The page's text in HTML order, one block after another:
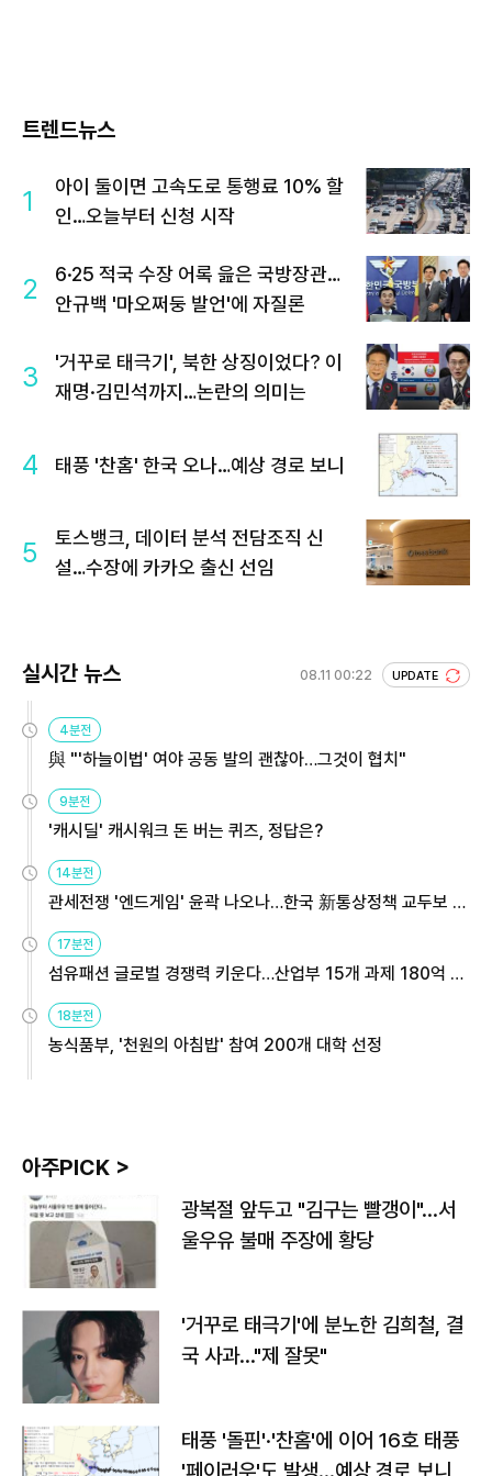
트렌드뉴스
1
아이 둘이면 고속도로 통행료 10% 할
인…오늘부터 신청 시작
2
6·25 적국 수장 어록 읊은 국방장관…
안규백 '마오쩌둥 발언'에 자질론
3
'거꾸로 태극기', 북한 상징이었다? 이
재명·김민석까지…논란의 의미는
4 태풍 '찬홈' 한국 오나…예상 경로 보니
5
토스뱅크, 데이터 분석 전담조직 신
설…수장에 카카오 출신 선임
실시간 뉴스 08.11 00:22 UPDATE
4분전
與 "'하늘이법' 여야 공동 발의 괜찮아…그것이 협치"
9분전
'캐시딜' 캐시워크 돈 버는 퀴즈, 정답은?
14분전
관세전쟁 '엔드게임' 윤곽 나오나…한국 新통상정책 교두보 활
용해야
17분전
섬유패션 글로벌 경쟁력 키운다…산업부 15개 과제 180억 지
원
18분전
농식품부, '천원의 아침밥' 참여 200개 대학 선정
아주PICK >
광복절 앞두고 "김구는 빨갱이"…서
울우유 불매 주장에 황당
'거꾸로 태극기'에 분노한 김희철, 결
국 사과…"제 잘못"
태풍 '돌핀'·'찬홈'에 이어 16호 태풍